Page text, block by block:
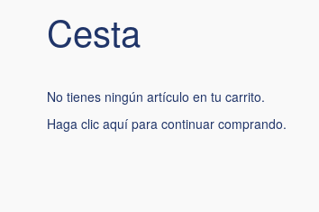
Cesta
No tienes ningún artículo en tu carrito.
Haga clic aquí para continuar comprando.